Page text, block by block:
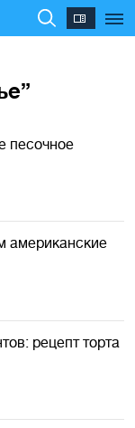
песочное
американские
рецепт торта